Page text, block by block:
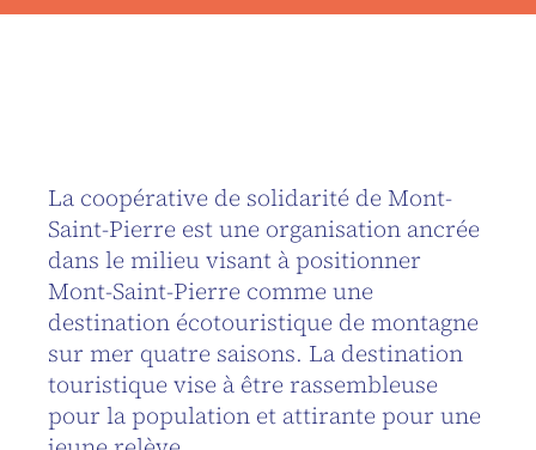
La coopérative de solidarité de Mont-
Saint-Pierre est une organisation ancrée
dans le milieu visant à positionner
Mont-Saint-Pierre comme une
destination écotouristique de montagne
sur mer quatre saisons. La destination
touristique vise à être rassembleuse
pour la population et attirante pour une